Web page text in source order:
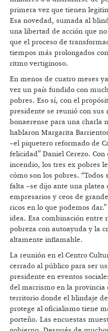
primera vez que tienen
Esa novedad, sumada al
una libertad de acción que
que el proceso de
tiempos más prolongados
ritmo vertiginoso.
En menos de cuatro meses
vez un país fundido con
pobres. Eso sí, con el
presidente se reunió con
bonaerense para una charla
hablaron Margarita
–el piquetero reformado de
felicidad” Daniel Cerezo.
incendio, los tres ex pobres
cómo son los pobres. “Todos
falta –se dijo ante una
empresarios y ceos de
ricos en lo que podemos
idea. Esa combinación entre
pobreza con autoayuda y la
altamente inflamable.
La reunión en el Centro
cerrado al público para ser
presidente en eventos
del macrismo en la provincia
territorio donde el blindaje
protege al oficialismo tiene
porteño. Las encuestas